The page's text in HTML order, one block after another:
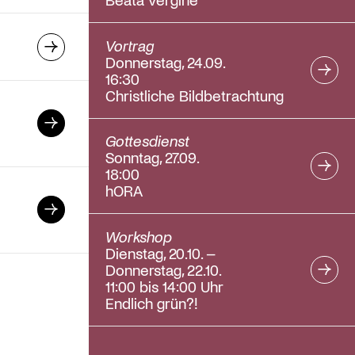
→
Vortrag
Donnerstag, 24.09.
16:30
Christliche Bildbetrachtung
Gottesdienst
Sonntag, 27.09.
18:00
hORA
Workshop
Dienstag, 20.10. –
Donnerstag, 22.10.
11:00 bis 14:00 Uhr
Endlich grün?!